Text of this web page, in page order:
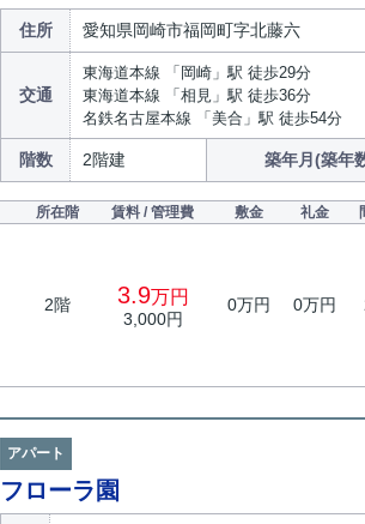
住所 愛知県岡崎市福岡町字北藤六
交通
東海道本線 「岡崎」駅 徒歩29分
東海道本線 「相見」駅 徒歩36分
名鉄名古屋本線 「美合」駅 徒歩54分
階数 2階建 築年月(築年
所在階 賃料 / 管理費 敷金 礼金
2階 3.9万円
3,000円
0万円 0万円
アパート
フローラ園